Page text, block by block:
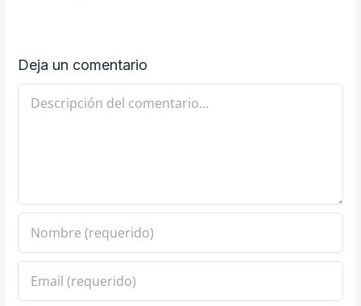
Deja un comentario
Comentario